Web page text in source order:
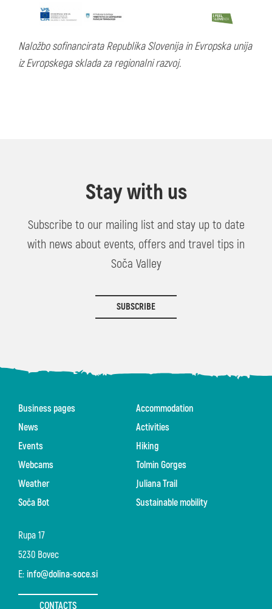
Naložbo sofinancirata Republika Slovenija in Evropska unija
iz Evropskega sklada za regionalni razvoj.
Stay with us
Subscribe to our mailing list and stay up to date
with news about events, offers and travel tips in
Soča Valley
SUBSCRIBE
Rupa 17
5230 Bovec
E: info@dolina-soce.si
CONTACTS
Business pages
News
Events
Webcams
Weather
Soča Bot
Accommodation
Activities
Hiking
Tolmin Gorges
Juliana Trail
Sustainable mobility